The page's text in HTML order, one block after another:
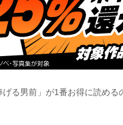
る男前」が1番お得に読める